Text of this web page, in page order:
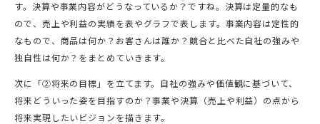
す。決算や事業内容がどうなっているか？ですね。決算は定量的なも
ので、売上や利益の実績を表やグラフで表します。事業内容は定性的
なもので、商品は何か？お客さんは誰か？競合と比べた自社の強みや
独自性は何か？をまとめていきます。
次に「②将来の目標」を立てます。自社の強みや価値観に基づいて、
将来どういった姿を目指すのか？事業や決算（売上や利益）の点から
将来実現したいビジョンを描きます。